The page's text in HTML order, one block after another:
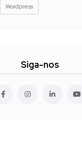
Wordpress
Siga-nos